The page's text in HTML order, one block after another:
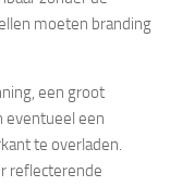
moeten branding
een groot
eventueel een
te overladen.
reflecterende